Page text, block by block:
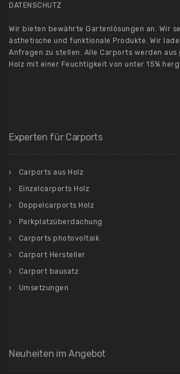
DATENSCHUTZ
Wir bieten bewährte Gartenlösungen an. Wir
ästhetische und funktionale Produkte. Wir
Anfragen zu stellen. Alle Carports werden aus
Holz mit einer Feuchtigkeit von unter 15%
Experten für Carports
Carports aus Holz
Einzelcarports Holz
Doppelcarports Holz
Parkplatzüberdachung
Carports photovoltaik
Carport Hersteller
Carport bausatz
Umsetzungen
Neuheiten im Angebot